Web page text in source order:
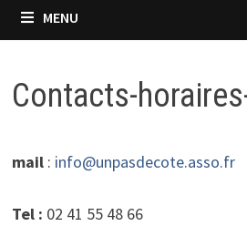
MENU
Contacts-
mail: info@unpasdecote.asso.fr
Tel : 02 41 55 48 66